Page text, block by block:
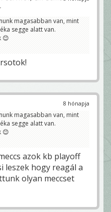
magasabban van, mint
segge alatt van.
😊
8 hónapja
magasabban van, mint
segge alatt van.
😊
azok kb playoff
leszek hogy reagál a
olyan meccset